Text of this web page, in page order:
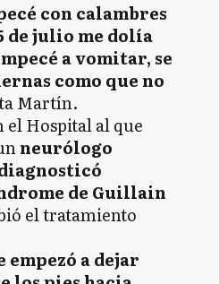
con calambres
de julio me dolía
a vomitar, se
como que no
Martín.
Hospital al que
neurólogo
de Guillain
el tratamiento
empezó a dejar